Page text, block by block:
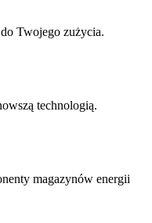
do Twojego zużycia.
technologią.
magazynów energii